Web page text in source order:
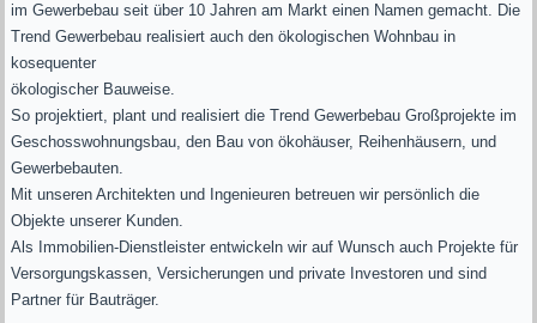
im Gewerbebau seit über 10 Jahren am Markt einen Namen gemacht. Die
Trend Gewerbebau realisiert auch den ökologischen Wohnbau in
kosequenter
ökologischer Bauweise.
So projektiert, plant und realisiert die Trend Gewerbebau Großprojekte im
Geschosswohnungsbau, den Bau von ökohäuser, Reihenhäusern, und
Gewerbebauten.
Mit unseren Architekten und Ingenieuren betreuen wir persönlich die
Objekte unserer Kunden.
Als Immobilien-Dienstleister entwickeln wir auf Wunsch auch Projekte für
Versorgungskassen, Versicherungen und private Investoren und sind
Partner für Bauträger.